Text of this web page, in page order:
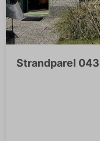
Strandparel 043